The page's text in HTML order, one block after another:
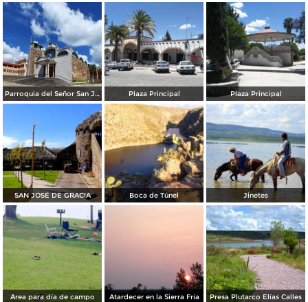
Parroquia del Señor San José Plaza Principal Plaza Principal
SAN JOSÉ DE GRACIA Boca de Túnel Jinetes
Área para día de campo Atardecer en la Sierra Fría Presa Plutarco Elías Calles